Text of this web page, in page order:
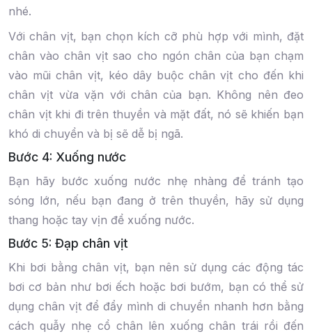
nhé.
Với chân vịt, bạn chọn kích cỡ phù hợp với mình, đặt
chân vào chân vịt sao cho ngón chân của bạn chạm
vào mũi chân vịt, kéo dây buộc chân vịt cho đến khi
chân vịt vừa vặn với chân của bạn. Không nên đeo
chân vịt khi đi trên thuyền và mặt đất, nó sẽ khiến bạn
khó di chuyển và bị sẽ dễ bị ngã.
Bước 4: Xuống nước
Bạn hãy bước xuống nước nhẹ nhàng để tránh tạo
sóng lớn, nếu bạn đang ở trên thuyền, hãy sử dụng
thang hoặc tay vịn để xuống nước.
Bước 5: Đạp chân vịt
Khi bơi bằng chân vịt, bạn nên sử dụng các động tác
bơi cơ bản như bơi ếch hoặc bơi bướm, bạn có thể sử
dụng chân vịt để đẩy mình di chuyển nhanh hơn bằng
cách quẫy nhẹ cổ chân lên xuống chân trái rồi đến